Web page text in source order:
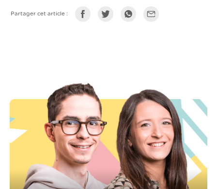
Partager cet article :